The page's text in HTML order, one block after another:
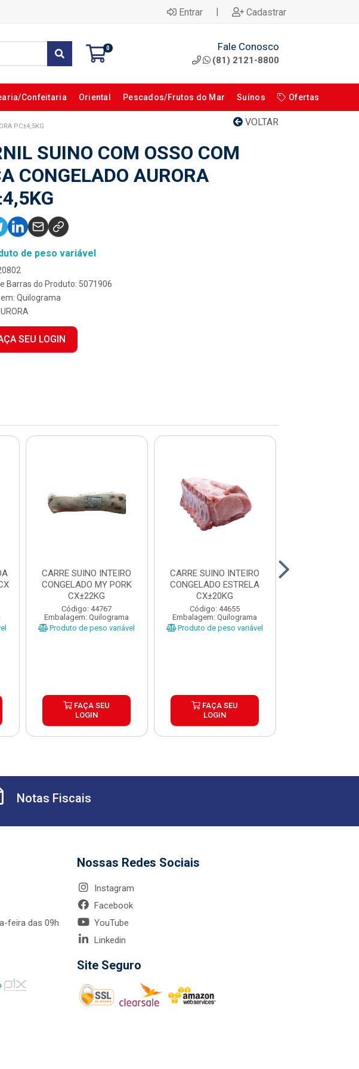
Entrar | Cadastrar
0 Fale Conosco
(81) 2121-8800
Confeitaria Oriental Pescados/Frutos do Mar Suínos Ofertas
VOLTAR
PC±4,5KG
SUINO COM OSSO COM
CONGELADO AURORA
de peso variável
Barras do Produto: 5071906
Quilograma
SEU LOGIN
CARRE SUINO INTEIRO
CONGELADO MY PORK
CX±22KG
Código: 44767
Embalagem: Quilograma
Produto de peso variável
FAÇA SEU
LOGIN
CARRE SUINO INTEIRO
CONGELADO ESTRELA
CX±20KG
Código: 44655
Embalagem: Quilograma
Produto de peso variável
FAÇA SEU
LOGIN
Notas Fiscais
feira das 09h
Nossas Redes Sociais
Instagram
Facebook
YouTube
Linkedin
Site Seguro